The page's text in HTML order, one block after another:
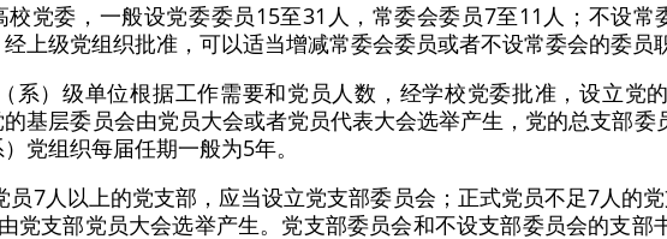
校党委，一般设党委委员15至31人，常委会委员7至11人；不设常
上级党组织批准，可以适当增减常委会委员或者不设常委会的委员
系）级单位根据工作需要和党员人数，经学校党委批准，设立党
基层委员会由党员大会或者党员代表大会选举产生，党的总支部委
党组织每届任期一般为5年。
员7人以上的党支部，应当设立党支部委员会；正式党员不足7人的
党支部党员大会选举产生。党支部委员会和不设支部委员会的支部